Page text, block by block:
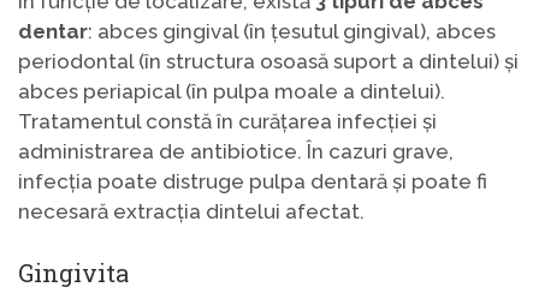
dentar: abces gingival (în țesutul gingival), abces
periodontal (în structura osoasă suport a dintelui) și
abces periapical (în pulpa moale a dintelui).
Tratamentul constă în curățarea infecției și
administrarea de antibiotice. În cazuri grave,
infecția poate distruge pulpa dentară și poate fi
necesară extracția dintelui afectat.
Gingivita